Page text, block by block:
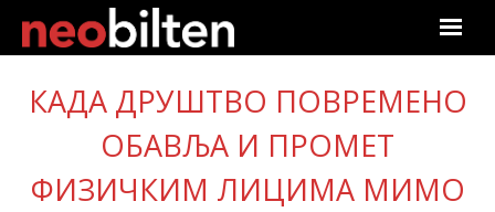
Почетна
Претрага
Актуелно
КАДА ДРУШТВО ПОВРЕМЕНО
ОБАВЉА И ПРОМЕТ
ФИЗИЧКИМ ЛИЦИМА МИМО